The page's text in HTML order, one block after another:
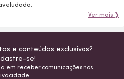
Ver mais ❯
e conteúdos exclusivos?
se!
em receber comunicações nos
.